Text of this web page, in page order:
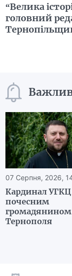
“Велика
головний
07 Серпня, 2026,
Кардинал УГКЦ
почесним
громадянином
Тернополя